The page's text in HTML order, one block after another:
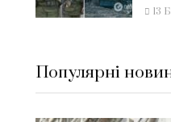
13
Популярні